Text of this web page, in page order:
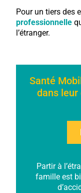
Pour un tiers des
professionnelle
l’étranger.
Santé
dans leur
Partir à
famille est